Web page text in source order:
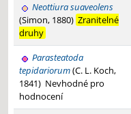
Neottiura suaveolens
(Simon, 1880) Zranitelné
druhy
Parasteatoda
tepidariorum(C. L. Koch,
1841) Nevhodné pro
hodnocení